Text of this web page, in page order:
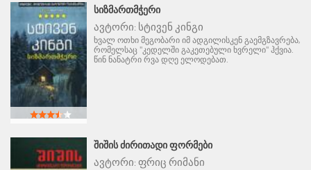
ᲡᲘᲖᲛᲐᲠᲗᲛᲭᲔᲠᲘ
ავტორი: სტივენ კინგი
ხვალ ოთხი მეგობარი იმ ადგილისკენ გაემგზავრება,
რომელსაც "კედელში გაკეთებული ხვრელი" ჰქვია.
წინ ნანატრი რვა დღე ელოდებათ.
ᲨᲘᲨᲘᲡ ᲫᲘᲠᲘᲗᲐᲓᲘ ᲤᲝᲠᲛᲔᲑᲘ
ავტორი: ფრიც რიმანი